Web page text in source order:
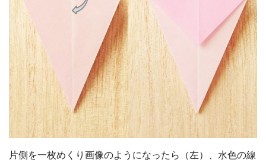
片側を一枚めくり画像のようになったら（左）、水色の線